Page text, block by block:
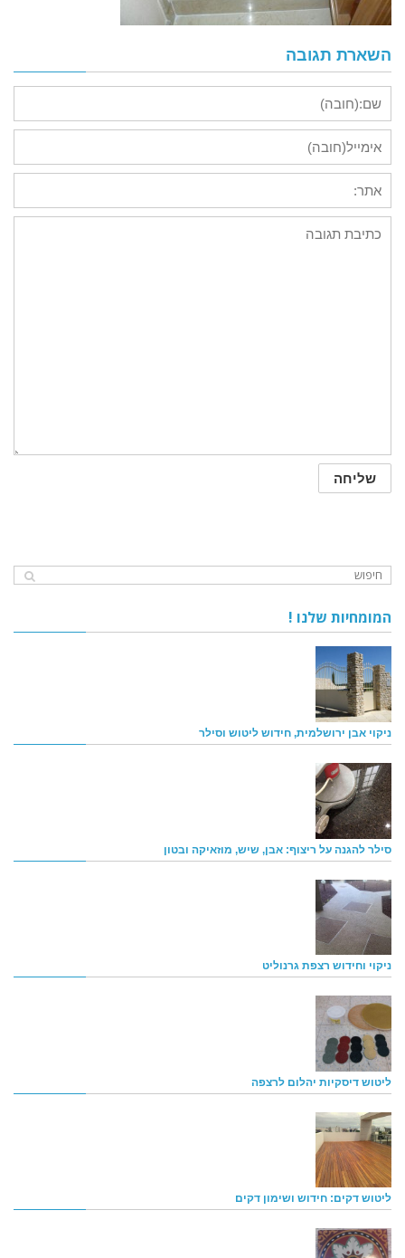
השארת תגובה
המומחיות שלנו !
ניקוי אבן ירושלמית, חידוש ליטוש וסילר
סילר להגנה על ריצוף: אבן, שיש, מוזאיקה ובטון
ניקוי וחידוש רצפת גרנוליט
ליטוש דיסקיות יהלום לרצפה
ליטוש דקים: חידוש ושימון דקים